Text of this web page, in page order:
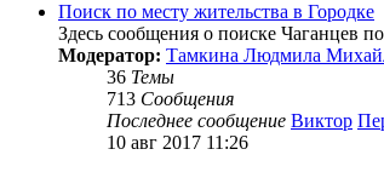
Поиск по месту жительства в Городке
Здесь сообщения о поиске Чаганцев
Модератор: Тамкина Людмила
36 Темы
713 Сообщения
Последнее сообщение Виктор
10 авг 2017 11:26